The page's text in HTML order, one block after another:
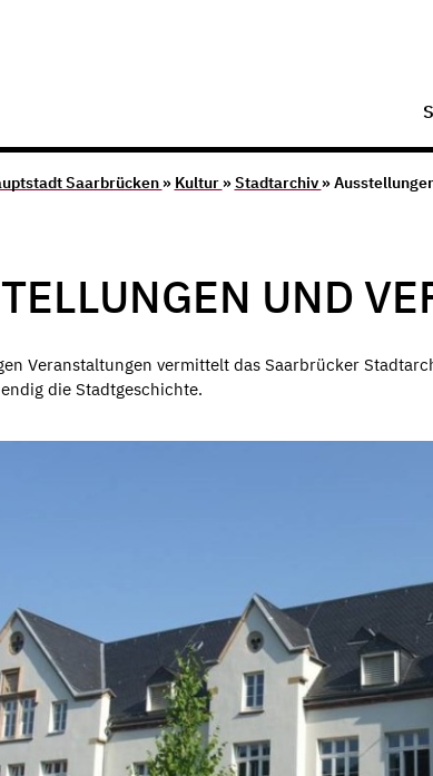
Saarbrücken » Kultur »Stadtarchiv »
UND
Veranstaltungen vermittelt das Saarbrücker
die Stadtgeschichte.